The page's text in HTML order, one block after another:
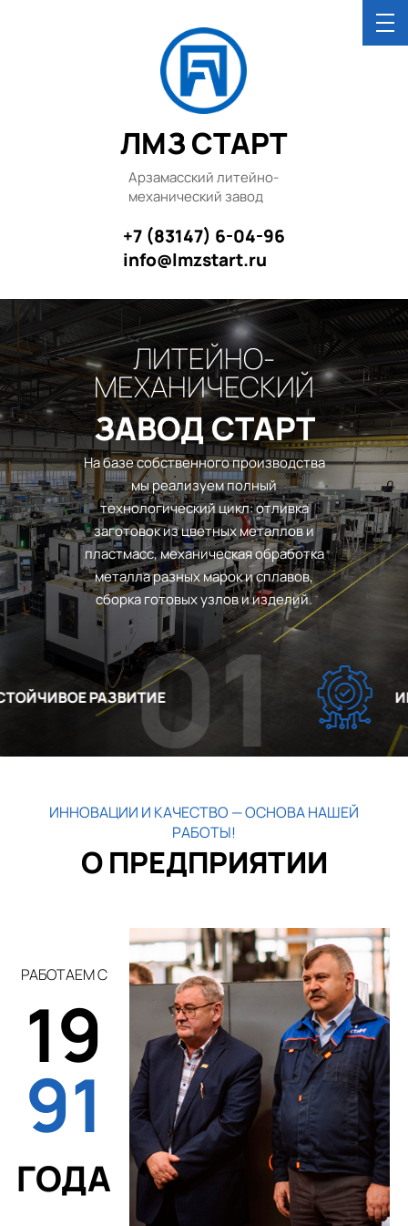
ЛМЗ СТАРТ
Арзамасский литейно-
механический завод
+7 (83147) 6-04-96
info@lmzstart.ru
На базе собственного производства
мы реализуем полный
технологический цикл: отливка
заготовок из цветных металлов и
пластмасс, механическая обработка
металла разных марок и сплавов,
сборка готовых узлов и изделий.
ЛИТЕЙНО-
МЕХАНИЧЕСКИЙ
ЗАВОД СТАРТ
РАЗВИТИЕ01
ИННОВАЦИИ И КАЧЕСТВО — ОСНОВА НАШЕЙ
РАБОТЫ!
О ПРЕДПРИЯТИИ
РАБОТАЕМ С
19
91
ГОДА